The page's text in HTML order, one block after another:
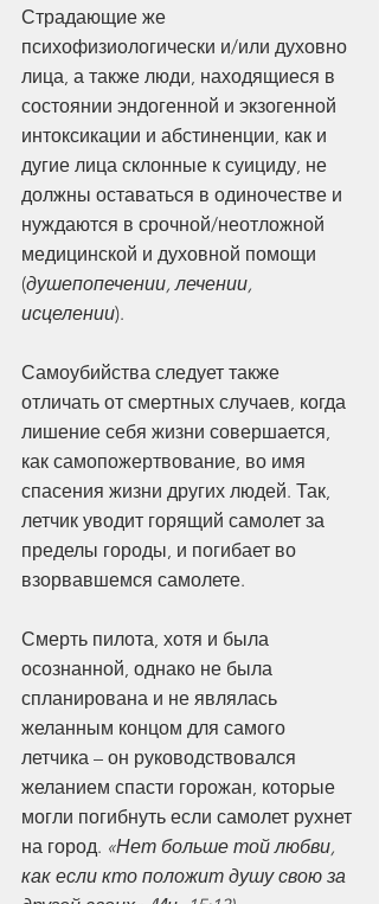
Страдающие же
психофизиологически и/или духовно
лица, а также люди, находящиеся в
состоянии эндогенной и экзогенной
интоксикации и абстиненции, как и
дугие лица склонные к суициду, не
должны оставаться в одиночестве и
нуждаются в срочной/неотложной
медицинской и духовной помощи
(душепопечении, лечении,
исцелении).
Самоубийства следует также
отличать от смертных случаев, когда
лишение себя жизни совершается,
как самопожертвование, во имя
спасения жизни других людей. Так,
летчик уводит горящий самолет за
пределы городы, и погибает во
взорвавшемся самолете.
Смерть пилота, хотя и была
осознанной, однако не была
спланирована и не являлась
желанным концом для самого
летчика – он руководствовался
желанием спасти горожан, которые
могли погибнуть если самолет рухнет
на город. «Нет больше той любви,
как если кто положит душу свою за